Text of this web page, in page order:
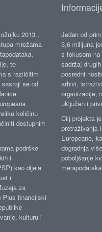
2013.,
mrežama
te
s različitim
sastoji se od
količinu
dostupnim
podrške
i
kao dijela
i
za
Plus financijski
kulturu i
Jedan od
3,6 milijuna
s fokusom
sadržaj
posredni
arhivi,
organizacije,
uključen i
Cilj projekta
pretraživanja
Europeane,
dogradnja
poboljšanje